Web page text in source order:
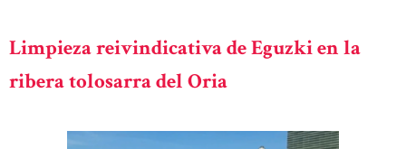
Limpieza reivindicativa de Eguzki en la
ribera tolosarra del Oria